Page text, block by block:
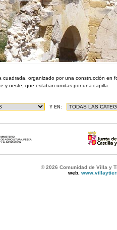
cuadrada, organizado por una construcción en
y oeste, que estaban unidas por una capilla.
Y EN:
© 2026 Comunidad de Villa y
web.